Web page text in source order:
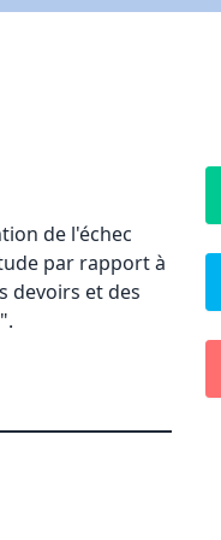
de l'échec
par rapport à
devoirs et des